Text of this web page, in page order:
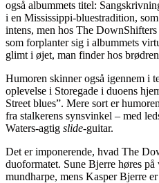
også albummets titel:
i en Mississippi-bluestradition,
intens, men hos The
som forplanter sig i albummets
glimt i øjet, man finder hos
Humoren skinner også igennem i
oplevelse i Storegade i duoens
Street blues”. Mere sort er
fra stalkerens synsvinkel – med
Waters-agtig slide-guitar.
Det er imponerende, hvad The
duoformatet. Sune Bjerre høres
mundharpe, mens Kasper Bjerre